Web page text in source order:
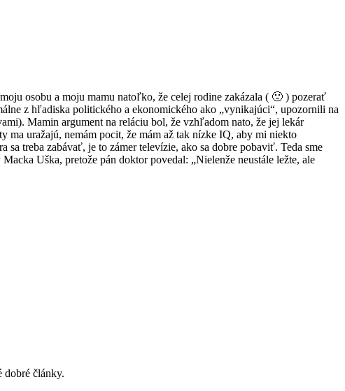
osobu a moju mamu natoľko, že celej rodine zakázala ( 🙂 ) pozerať
z hľadiska politického a ekonomického ako „vynikajúci“, upozornili na
Mamin argument na reláciu bol, že vzhľadom nato, že jej lekár
uražajú, nemám pocit, že mám až tak nízke IQ, aby mi niekto
sa treba zabávať, je to zámer televízie, ako sa dobre pobaviť. Teda sme
Uška, pretože pán doktor povedal: „Nielenže neustále ležte, ale
dobré články.